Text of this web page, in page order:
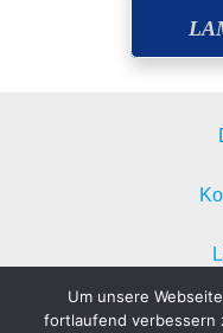
Um unsere
fortlaufend verbessern